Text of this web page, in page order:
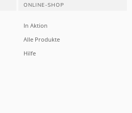
ONLINE-SHOP
In Aktion
Alle Produkte
Hilfe